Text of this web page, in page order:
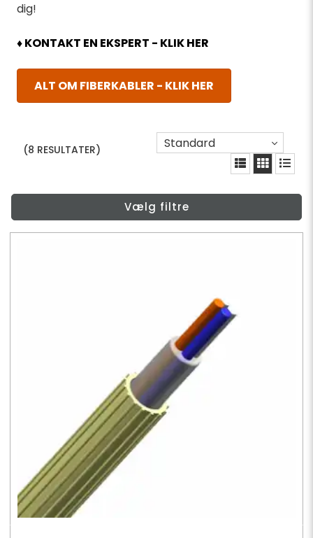
dig!
♦ KONTAKT EN EKSPERT - KLIK HER
ALT OM FIBERKABLER - KLIK HER
(8 RESULTATER) Standard
Vælg filtre